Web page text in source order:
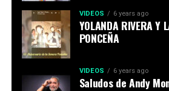
VIDEOS 6 years ago
YOLANDA RIVERA Y
PONCEÑA
VIDEOS 6 years ago
Saludos de Andy